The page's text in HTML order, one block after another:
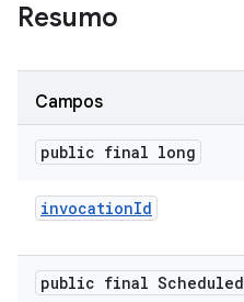
Resumo
Campos
public final long
invocationId
public final Scheduled